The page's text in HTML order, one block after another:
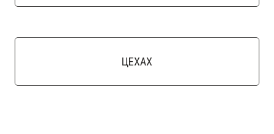
ЦЕХАХ